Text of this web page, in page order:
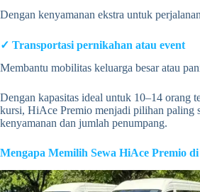
Dengan kenyamanan ekstra untuk
✓ Transportasi pernikahan atau event
Membantu mobilitas keluarga besar atau
Dengan kapasitas ideal untuk 10–14 orang
kursi, HiAce Premio menjadi pilihan paling
kenyamanan dan jumlah penumpang.
Mengapa Memilih Sewa HiAce Premio